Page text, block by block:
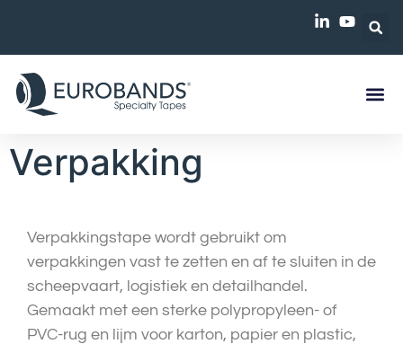
Verpakking
Verpakkingstape wordt gebruikt om
verpakkingen vast te zetten en af te sluiten in de
scheepvaart, logistiek en detailhandel.
Gemaakt met een sterke polypropyleen- of
PVC-rug en lijm voor karton, papier en plastic,